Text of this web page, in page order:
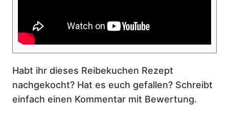
Habt ihr dieses Reibekuchen Rezept
nachgekocht? Hat es euch gefallen? Schreibt
einfach einen Kommentar mit Bewertung.